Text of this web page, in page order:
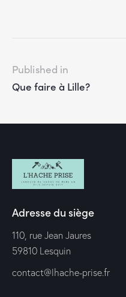
Published in
Que faire à Lille?
Adresse du siège
110, rue Jean Jaures
59810 Lesquin
contact@lhache-prise.fr